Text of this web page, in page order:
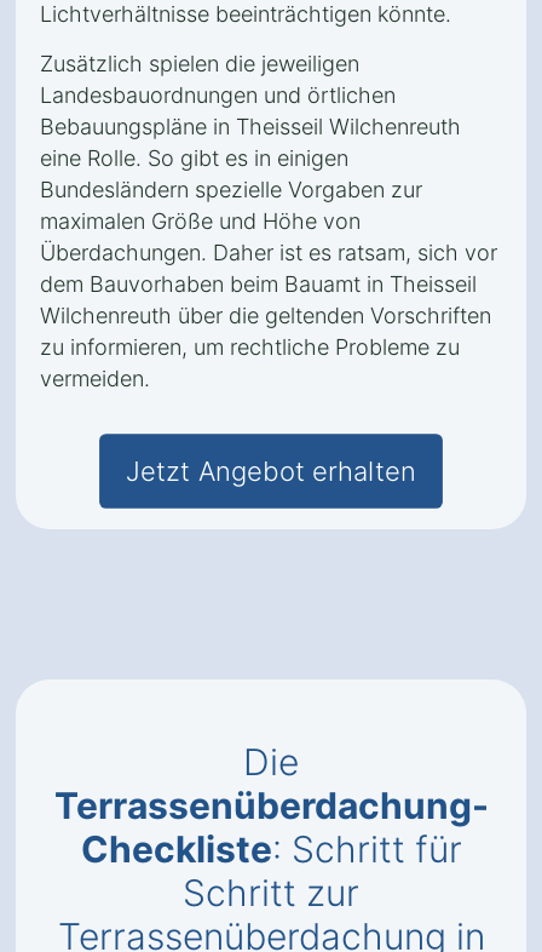
Lichtverhältnisse beeinträchtigen könnte.
Zusätzlich spielen die jeweiligen
Landesbauordnungen und örtlichen
Bebauungspläne in Theisseil Wilchenreuth
eine Rolle. So gibt es in einigen
Bundesländern spezielle Vorgaben zur
maximalen Größe und Höhe von
Überdachungen. Daher ist es ratsam, sich vor
dem Bauvorhaben beim Bauamt in Theisseil
Wilchenreuth über die geltenden Vorschriften
zu informieren, um rechtliche Probleme zu
vermeiden.
Jetzt Angebot erhalten
Die
Terrassenüberdachung-
Checkliste: Schritt für
Schritt zur
Terrassenüberdachung in